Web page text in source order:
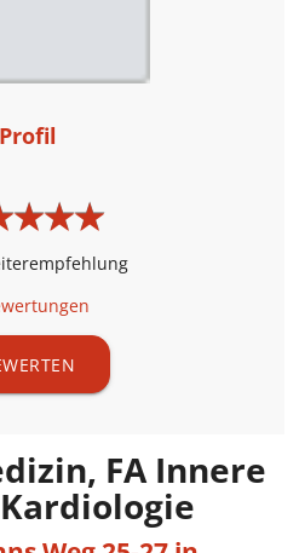
Profil
★★★
★★★
FA Innere